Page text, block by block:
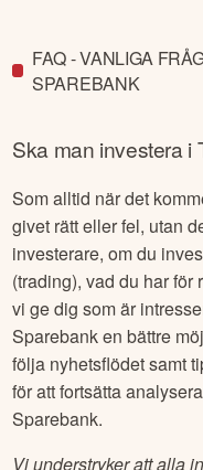
FAQ - VANLIGA
SPAREBANK
Ska man investera i
Som alltid när det
givet rätt eller fel, utan